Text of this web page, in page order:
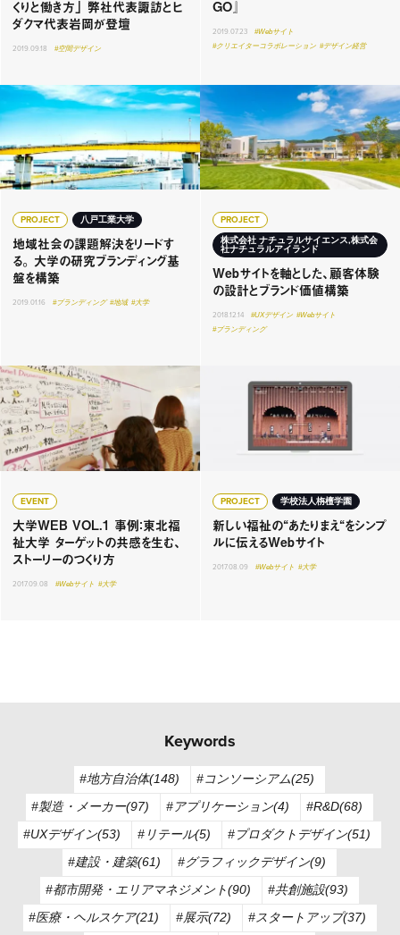
くりと働き方」 弊社代表諏訪とヒ
ダクマ代表岩岡が登壇
2019.09.18 #空間デザイン
GO』
2019.07.23
#Webサイト
#クリエイターコラボレーション #デザイン経営
PROJECT 八戸工業大学
地域社会の課題解決をリードす
る。 大学の研究ブランディング基
盤を構築
2019.01.16 #ブランディング #地域 #大学
PROJECT
株式会社 ナチュラルサイエンス,株式会
社ナチュラルアイランド
Webサイトを軸とした、顧客体験
の設計とブランド価値構築
2018.12.14 #UXデザイン #Webサイト
#ブランディング
EVENT
大学WEB VOL.1 事例：東北福
祉大学 ターゲットの共感を生む、
ストーリーのつくり方
2017.09.08 #Webサイト #大学
PROJECT 学校法人栴檀学園
新しい福祉の“あたりまえ“をシンプ
ルに伝えるWebサイト
2017.08.09 #Webサイト #大学
Keywords
#地方自治体(148)
#コンソーシアム(25)
#製造・メーカー(97)
#アプリケーション(4)
#R&D(68)
#UXデザイン(53)
#リテール(5)
#プロダクトデザイン(51)
#建設・建築(61)
#グラフィックデザイン(9)
#都市開発・エリアマネジメント(90)
#共創施設(93)
#医療・ヘルスケア(21)
#展示(72) #スタートアップ(37)